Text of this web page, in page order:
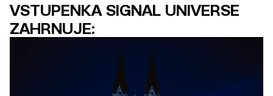
VSTUPENKA SIGNAL UNIVERSE
ZAHRNUJE: